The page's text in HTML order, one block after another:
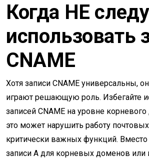
Когда НЕ
использовать
CNAME
Хотя записи CNAME универсальны,
играют решающую роль. Избегайте
записей CNAME на уровне
это может нарушить работу
критически важных функций. Вместо
записи A для корневых доменов или